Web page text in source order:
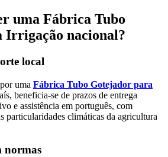
uma Fábrica Tubo
Irrigação nacional?
local
uma Fábrica Tubo Gotejador para
beneficia-se de prazos de entrega
e assistência em português, com
particularidades climáticas da agricultura
normas